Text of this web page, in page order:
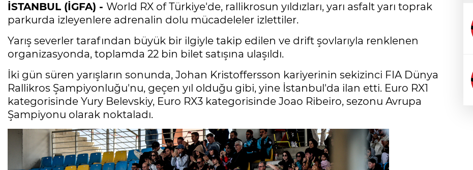
İSTANBUL (İGFA) - World RX of Türkiye'de, rallikrosun yıldızları, yarı asfalt yarı toprak
parkurda izleyenlere adrenalin dolu mücadeleler izlettiler.
Yarış severler tarafından büyük bir ilgiyle takip edilen ve drift şovlarıyla renklenen
organizasyonda, toplamda 22 bin bilet satışına ulaşıldı.
İki gün süren yarışların sonunda, Johan Kristoffersson kariyerinin sekizinci FIA Dünya
Rallikros Şampiyonluğu'nu, geçen yıl olduğu gibi, yine İstanbul'da ilan etti. Euro RX1
kategorisinde Yury Belevskiy, Euro RX3 kategorisinde Joao Ribeiro, sezonu Avrupa
Şampiyonu olarak noktaladı.